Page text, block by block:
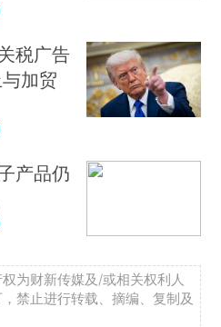
税广告
加贸
产品仍
为财新传媒及/或相关权利人
禁止进行转载、摘编、复制及